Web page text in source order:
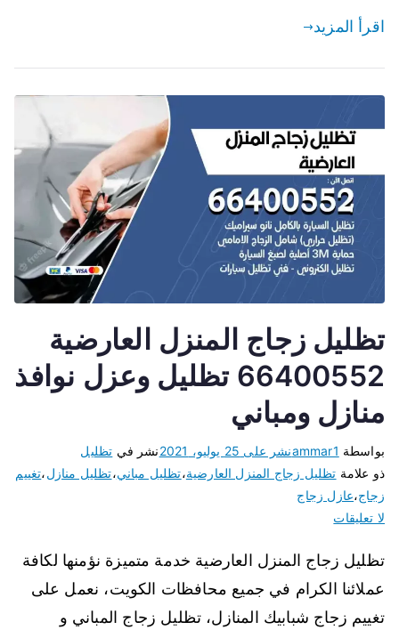
اقرأ المزيد
تظليل زجاج المنزل العارضية
66400552 تظليل وعزل نوافذ
منازل ومباني
بواسطة ammar1نشر على 25 يوليو، 2021 نشر في تظليل
ذو علامة تظليل زجاج المنزل العارضية،تظليل مباني،تظليل منازل،تغييم
زجاج،عازل زجاج
لا تعليقات
تظليل زجاج المنزل العارضية خدمة متميزة نؤمنها لكافة
عملائنا الكرام في جميع محافظات الكويت، نعمل على
تغييم زجاج شبابيك المنازل، تظليل زجاج المباني و